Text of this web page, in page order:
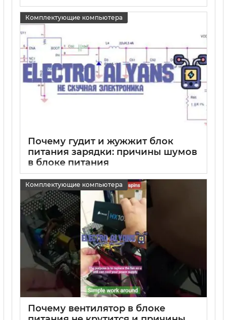
Комплектующие компьютера
Почему гудит и жужжит блок
питания зарядки: причины шумов
в блоке питания
Комплектующие компьютера
Почему вентилятор в блоке